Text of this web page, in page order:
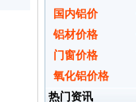
国内铝价
铝材价格
门窗价格
氧化铝价格
热门资讯